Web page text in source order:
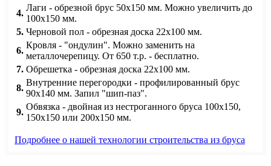
4.
Лаги - обрезной брус 50х150 мм. Можно увеличить до
100х150 мм.
5. Черновой пол - обрезная доска 22х100 мм.
6.
Кровля - "ондулин". Можно заменить на
металлочерепицу. От 650 т.р. - бесплатно.
7. Обрешетка - обрезная доска 22х100 мм.
8.
Внутренние перегородки - профилированный брус
90х140 мм. Запил "шип-паз".
9.
Обвязка - двойная из нестроганного бруса 100х150,
150х150 или 200х150 мм.
Подробнее о нашей технологии строительства из бруса